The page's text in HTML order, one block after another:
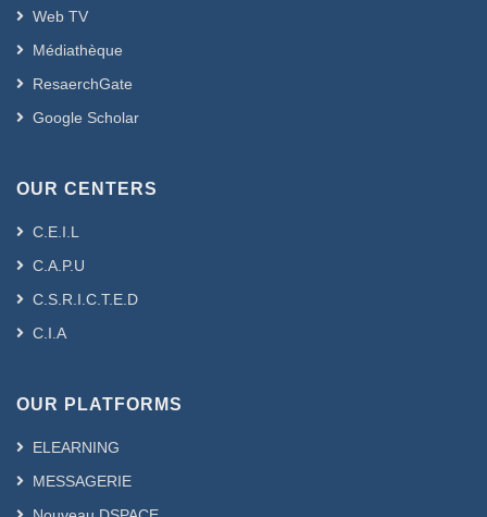
Web TV
Médiathèque
ResaerchGate
Google Scholar
OUR CENTERS
C.E.I.L
C.A.P.U
C.S.R.I.C.T.E.D
C.I.A
OUR PLATFORMS
ELEARNING
MESSAGERIE